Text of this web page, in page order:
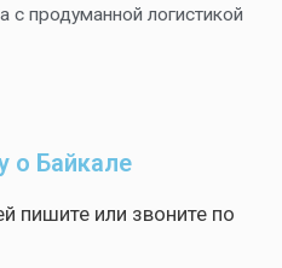
продуманной логистикой
о Байкале
пишите или звоните по